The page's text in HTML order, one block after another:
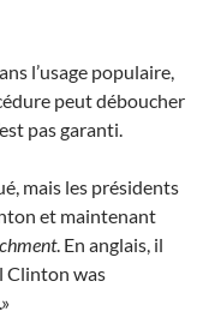
l’usage populaire,
peut déboucher
pas garanti.
mais les présidents
et maintenant
. En anglais, il
Clinton was